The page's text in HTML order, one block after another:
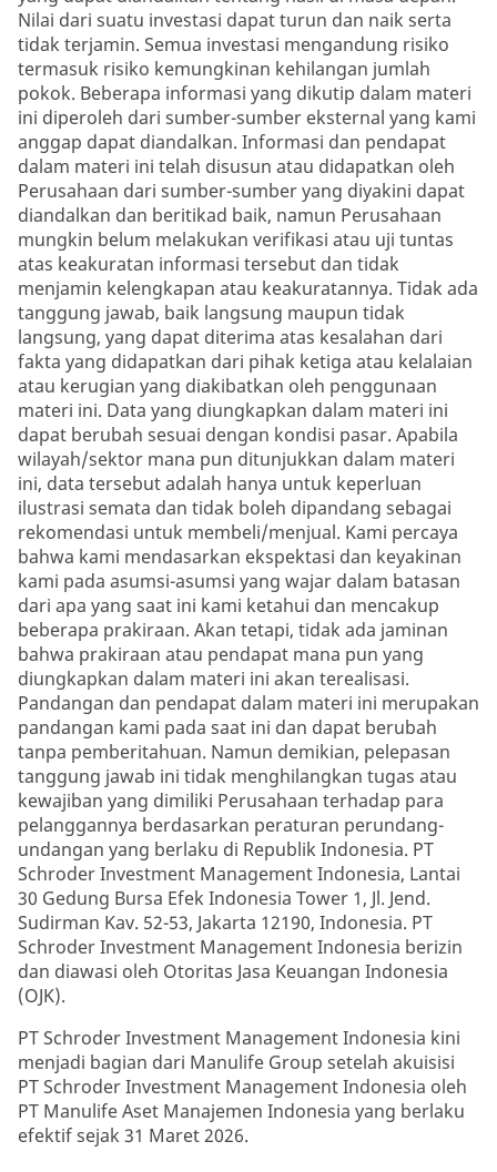
Nilai dari suatu investasi dapat turun dan naik serta
tidak terjamin. Semua investasi mengandung risiko
termasuk risiko kemungkinan kehilangan jumlah
pokok. Beberapa informasi yang dikutip dalam materi
ini diperoleh dari sumber-sumber eksternal yang kami
anggap dapat diandalkan. Informasi dan pendapat
dalam materi ini telah disusun atau didapatkan oleh
Perusahaan dari sumber-sumber yang diyakini dapat
diandalkan dan beritikad baik, namun Perusahaan
mungkin belum melakukan verifikasi atau uji tuntas
atas keakuratan informasi tersebut dan tidak
menjamin kelengkapan atau keakuratannya. Tidak ada
tanggung jawab, baik langsung maupun tidak
langsung, yang dapat diterima atas kesalahan dari
fakta yang didapatkan dari pihak ketiga atau kelalaian
atau kerugian yang diakibatkan oleh penggunaan
materi ini. Data yang diungkapkan dalam materi ini
dapat berubah sesuai dengan kondisi pasar. Apabila
wilayah/sektor mana pun ditunjukkan dalam materi
ini, data tersebut adalah hanya untuk keperluan
ilustrasi semata dan tidak boleh dipandang sebagai
rekomendasi untuk membeli/menjual. Kami percaya
bahwa kami mendasarkan ekspektasi dan keyakinan
kami pada asumsi-asumsi yang wajar dalam batasan
dari apa yang saat ini kami ketahui dan mencakup
beberapa prakiraan. Akan tetapi, tidak ada jaminan
bahwa prakiraan atau pendapat mana pun yang
diungkapkan dalam materi ini akan terealisasi.
Pandangan dan pendapat dalam materi ini merupakan
pandangan kami pada saat ini dan dapat berubah
tanpa pemberitahuan. Namun demikian, pelepasan
tanggung jawab ini tidak menghilangkan tugas atau
kewajiban yang dimiliki Perusahaan terhadap para
pelanggannya berdasarkan peraturan perundang-
undangan yang berlaku di Republik Indonesia. PT
Schroder Investment Management Indonesia, Lantai
30 Gedung Bursa Efek Indonesia Tower 1, Jl. Jend.
Sudirman Kav. 52-53, Jakarta 12190, Indonesia. PT
Schroder Investment Management Indonesia berizin
dan diawasi oleh Otoritas Jasa Keuangan Indonesia
(OJK).
PT Schroder Investment Management Indonesia kini
menjadi bagian dari Manulife Group setelah akuisisi
PT Schroder Investment Management Indonesia oleh
PT Manulife Aset Manajemen Indonesia yang berlaku
efektif sejak 31 Maret 2026.